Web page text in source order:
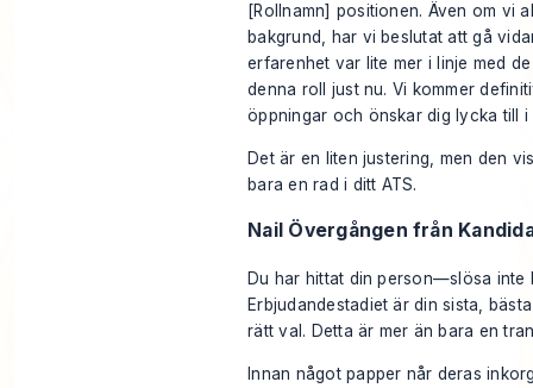
[Rollnamn] positionen. Även om vi
bakgrund, har vi beslutat att gå
erfarenhet var lite mer i linje med
denna roll just nu. Vi kommer
öppningar och önskar dig lycka till i
Det är en liten justering, men den
bara en rad i ditt ATS.
Nail Övergången från
Du har hittat din person—slösa inte
Erbjudandestadiet är din sista,
rätt val. Detta är mer än bara en
Innan något papper når deras